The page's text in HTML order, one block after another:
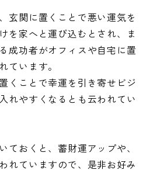
玄関に置くことで悪い運気を
を家へと運び込むとされ、ま
成功者がオフィスや自宅に置
ています。
くことで幸運を引き寄せビジ
れやすくなるとも云われてい
ておくと、蓄財運アップや、
れていますので、是非お好み